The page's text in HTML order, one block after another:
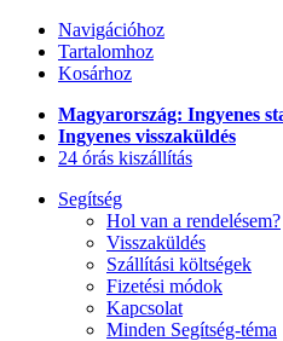
Navigációhoz
Tartalomhoz
Kosárhoz
Magyarország: Ingyenes
Ingyenes visszaküldés
24 órás kiszállítás
Segítség
Hol van a rendelésem?
Visszaküldés
Szállítási költségek
Fizetési módok
Kapcsolat
Minden Segítség-téma